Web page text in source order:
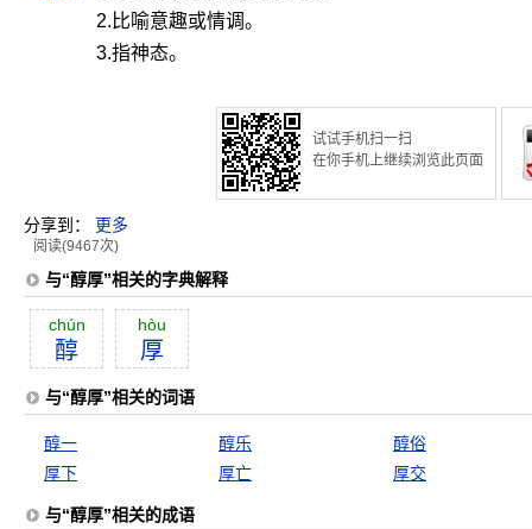
2.比喻意趣或情调。
3.指神态。
试试手机扫一扫
在你手机上继续浏览此页面
分享到： 更多
阅读(9467次)
与“醇厚”相关的字典解释
chún
醇
hòu
厚
与“醇厚”相关的词语
醇一 醇乐
醇俗
厚下
厚亡 厚交
与“醇厚”相关的成语